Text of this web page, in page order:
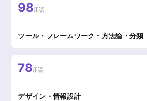
98用語
ツール・フレームワーク・方法論・分類
78用語
デザイン・情報設計